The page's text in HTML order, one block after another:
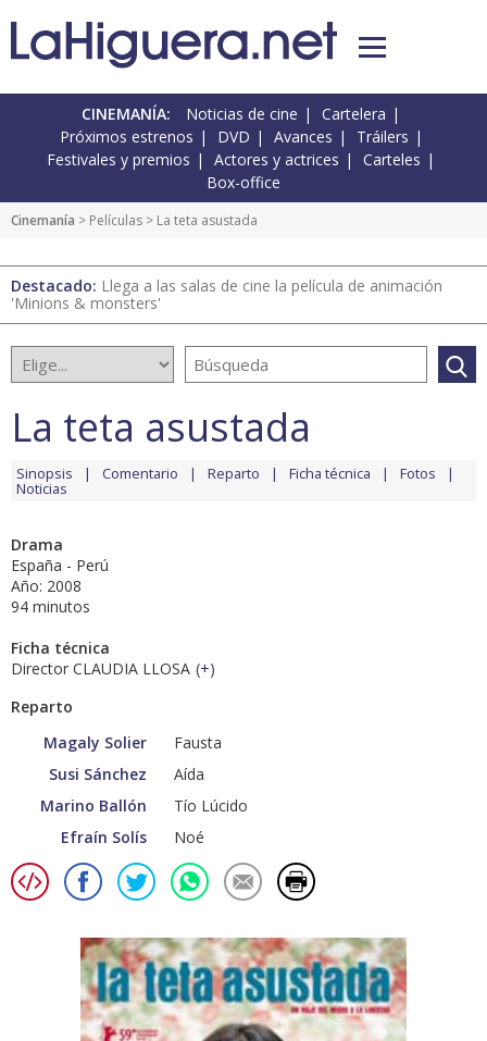
CINEMANÍA: Noticias de cine
Cartelera
Próximos estrenos
DVD Avances
Tráilers
Festivales y premios
Actores y actrices
Carteles
Box-office
Cinemanía > Películas > La teta asustada
Destacado: Llega a las salas de cine la película de animación
'Minions & monsters'
La teta asustada
Sinopsis Comentario Reparto Ficha técnica Fotos
Noticias
Drama
España - Perú
Año: 2008
94 minutos
Ficha técnica
Director CLAUDIA LLOSA (+)
Reparto
Magaly Solier
Fausta
Susi Sánchez
Aída
Marino Ballón
Tío Lúcido
Efraín Solís
Noé